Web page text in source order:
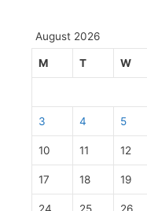
August 2026
M T W
3 4 5
10 11 12
17 18 19
24 25 26